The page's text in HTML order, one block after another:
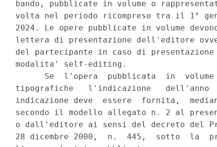
bando, pubblicate in volume o
volta nel periodo ricompreso tra il 1°
2024. Le opere pubblicate in volume
lettera di presentazione dell'editore
del partecipante in caso di
modalita' self-editing.
Se  l'opera  pubblicata  in
tipografiche   l'indicazione
indicazione deve  essere  fornita,
secondo il modello allegato n. 2 al
o dall'editore ai sensi del decreto del
28 dicembre 2000,  n.  445,  sotto  la